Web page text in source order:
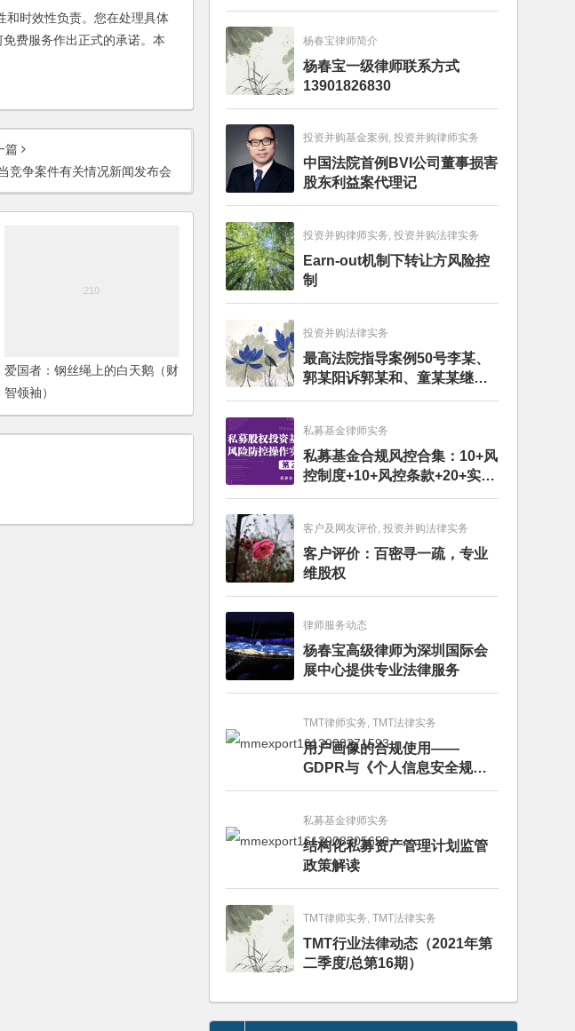
时效性负责。您在处理具体
费服务作出正式的承诺。本
篇
竞争案件有关情况新闻发布会
爱国者：钢丝绳上的白天鹅（财
智领袖）
杨春宝律师简介
杨春宝一级律师联系方式
13901826830
投资并购基金案例, 投资并购律师实务
中国法院首例BVI公司董事损害
股东利益案代理记
投资并购律师实务, 投资并购法律实务
Earn-out机制下转让方风险控
制
投资并购法律实务
最高法院指导案例50号李某、
郭某阳诉郭某和、童某某继承
纠纷案
私募基金律师实务
私募基金合规风控合集：10+风
控制度+10+风控条款+20+实务
文章+每月动态
客户及网友评价, 投资并购法律实务
客户评价：百密寻一疏，专业
维股权
律师服务动态
杨春宝高级律师为深圳国际会
展中心提供专业法律服务
TMT律师实务, TMT法律实务
用户画像的合规使用——
GDPR与《个人信息安全规
范》的比较分析
私募基金律师实务
结构化私募资产管理计划监管
政策解读
TMT律师实务, TMT法律实务
TMT行业法律动态（2021年第
二季度/总第16期）